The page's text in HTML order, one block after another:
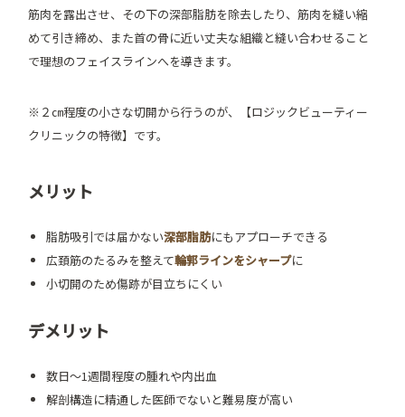
筋肉を露出させ、その下の深部脂肪を除去したり、筋肉を縫い縮
めて引き締め、また首の骨に近い丈夫な組織と縫い合わせること
で理想のフェイスラインへを導きます。
※２㎝程度の小さな切開から行うのが、【ロジックビューティー
クリニックの特徴】です。
メリット
脂肪吸引では届かない深部脂肪にもアプローチできる
広頚筋のたるみを整えて輪郭ラインをシャープに
小切開のため傷跡が目立ちにくい
デメリット
数日〜1週間程度の腫れや内出血
解剖構造に精通した医師でないと難易度が高い